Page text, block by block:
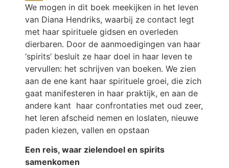
We mogen in dit boek meekijken in het leven
van Diana Hendriks, waarbij ze contact legt
met haar spirituele gidsen en overleden
dierbaren. Door de aanmoedigingen van haar
‘spirits’ besluit ze haar doel in haar leven te
vervullen: het schrijven van boeken. We zien
aan de ene kant haar spirituele groei, die zich
gaat manifesteren in haar praktijk, en aan de
andere kant haar confrontaties met oud zeer,
het leren afscheid nemen en loslaten, nieuwe
paden kiezen, vallen en opstaan
Een reis, waar zielendoel en spirits
samenkomen